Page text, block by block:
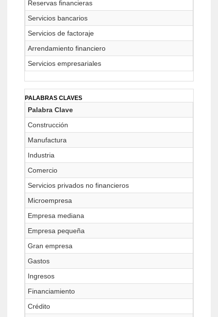
Reservas financieras
Servicios bancarios
Servicios de factoraje
Arrendamiento financiero
Servicios empresariales
PALABRAS CLAVES
Palabra Clave
Construcción
Manufactura
Industria
Comercio
Servicios privados no financieros
Microempresa
Empresa mediana
Empresa pequeña
Gran empresa
Gastos
Ingresos
Financiamiento
Crédito